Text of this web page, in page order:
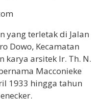
yang terletak di Jalan
Dowo, Kecamatan
karya arsitek Ir. Th. N.
Macconieke
1933 hingga tahun